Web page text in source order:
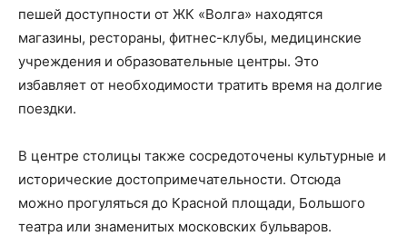
пешей доступности от ЖК «Волга» находятся
магазины, рестораны, фитнес-клубы, медицинские
учреждения и образовательные центры. Это
избавляет от необходимости тратить время на долгие
поездки.
В центре столицы также сосредоточены культурные и
исторические достопримечательности. Отсюда
можно прогуляться до Красной площади, Большого
театра или знаменитых московских бульваров.